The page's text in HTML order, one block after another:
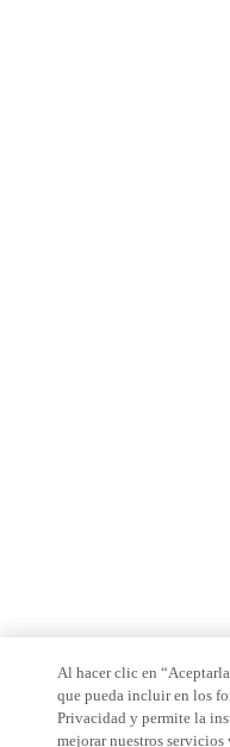
Al hacer clic en
que pueda incluir en los
Privacidad y permite la
mejorar nuestros